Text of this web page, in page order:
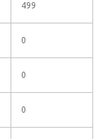
499
0
0
0